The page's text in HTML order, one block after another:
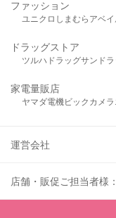
ファッション
ユニクロ しまむら アベ
ドラッグストア
ツルハドラッグサンド
家電量販店
ヤマダ電機ビックカメラ
運営会社
店舗・販促ご担当者様